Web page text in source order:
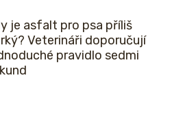
je asfalt pro psa příliš
Veterináři doporučují
pravidlo sedmi